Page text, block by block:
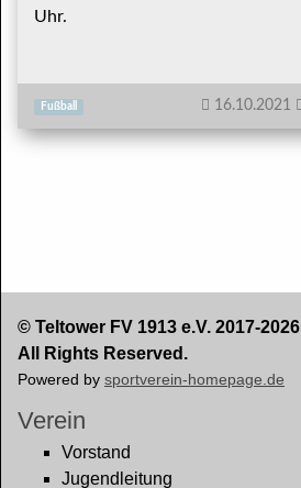
Uhr.
Fußball 16.10.2021
© Teltower FV 1913 e.V. 2017-2026
All Rights Reserved.
Powered by sportverein-homepage.de
Verein
Vorstand
Jugendleitung